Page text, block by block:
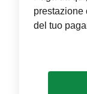
prestazione
del tuo